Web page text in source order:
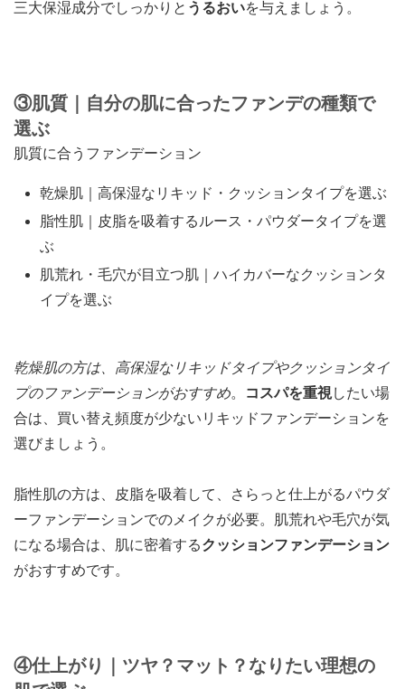
三大保湿成分でしっかりと うるおいを与えましょう。
③肌質｜自分の肌に合ったファンデの種類で
選ぶ
肌質に合うファンデーション
乾燥肌｜高保湿なリキッド・クッションタイプを選ぶ
脂性肌｜皮脂を吸着するルース・パウダータイプを選
ぶ
肌荒れ・毛穴が目立つ肌｜ハイカバーなクッションタ
イプを選ぶ
乾燥肌の方は、高保湿なリキッドタイプやクッションタイ
プのファンデーションがおすすめ。 コスパを重視したい場
合は、買い替え頻度が少ないリキッドファンデーションを
選びましょう。
脂性肌の方は、皮脂を吸着して、さらっと仕上がるパウダ
ーファンデーションでのメイクが必要。肌荒れや毛穴が気
になる場合は、肌に密着するクッションファンデーション
がおすすめです。
④仕上がり｜ツヤ？マット？なりたい理想の